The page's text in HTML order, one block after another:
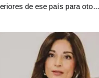
de ese país para oto...